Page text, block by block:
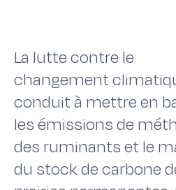
La lutte contre le
changement
conduit à mettre en
les émissions de
des ruminants et le
du stock de carbone